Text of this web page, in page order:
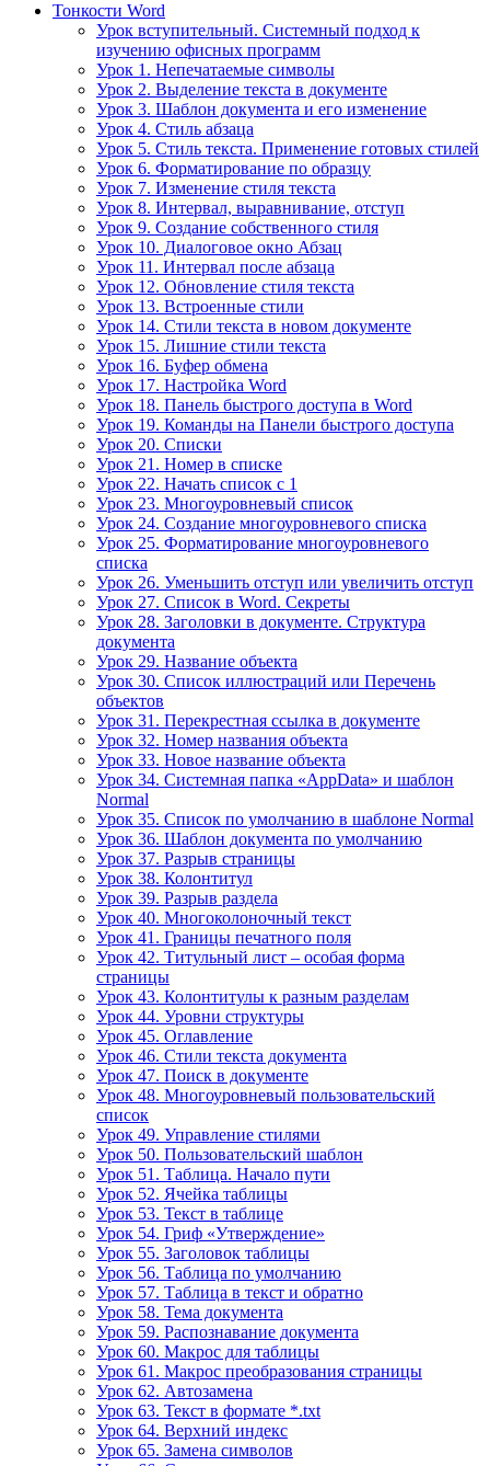
Тонкости Word
Урок вступительный. Системный подход к
изучению офисных программ
Урок 1. Непечатаемые символы
Урок 2. Выделение текста в документе
Урок 3. Шаблон документа и его изменение
Урок 4. Стиль абзаца
Урок 5. Стиль текста. Применение готовых стилей
Урок 6. Форматирование по образцу
Урок 7. Изменение стиля текста
Урок 8. Интервал, выравнивание, отступ
Урок 9. Создание собственного стиля
Урок 10. Диалоговое окно Абзац
Урок 11. Интервал после абзаца
Урок 12. Обновление стиля текста
Урок 13. Встроенные стили
Урок 14. Стили текста в новом документе
Урок 15. Лишние стили текста
Урок 16. Буфер обмена
Урок 17. Настройка Word
Урок 18. Панель быстрого доступа в Word
Урок 19. Команды на Панели быстрого доступа
Урок 20. Списки
Урок 21. Номер в списке
Урок 22. Начать список с 1
Урок 23. Многоуровневый список
Урок 24. Создание многоуровневого списка
Урок 25. Форматирование многоуровневого
списка
Урок 26. Уменьшить отступ или увеличить отступ
Урок 27. Список в Word. Секреты
Урок 28. Заголовки в документе. Структура
документа
Урок 29. Название объекта
Урок 30. Список иллюстраций или Перечень
объектов
Урок 31. Перекрестная ссылка в документе
Урок 32. Номер названия объекта
Урок 33. Новое название объекта
Урок 34. Системная папка «AppData» и шаблон
Normal
Урок 35. Список по умолчанию в шаблоне Normal
Урок 36. Шаблон документа по умолчанию
Урок 37. Разрыв страницы
Урок 38. Колонтитул
Урок 39. Разрыв раздела
Урок 40. Многоколоночный текст
Урок 41. Границы печатного поля
Урок 42. Титульный лист – особая форма
страницы
Урок 43. Колонтитулы к разным разделам
Урок 44. Уровни структуры
Урок 45. Оглавление
Урок 46. Стили текста документа
Урок 47. Поиск в документе
Урок 48. Многоуровневый пользовательский
список
Урок 49. Управление стилями
Урок 50. Пользовательский шаблон
Урок 51. Таблица. Начало пути
Урок 52. Ячейка таблицы
Урок 53. Текст в таблице
Урок 54. Гриф «Утверждение»
Урок 55. Заголовок таблицы
Урок 56. Таблица по умолчанию
Урок 57. Таблица в текст и обратно
Урок 58. Тема документа
Урок 59. Распознавание документа
Урок 60. Макрос для таблицы
Урок 61. Макрос преобразования страницы
Урок 62. Автозамена
Урок 63. Текст в формате *.txt
Урок 64. Верхний индекс
Урок 65. Замена символов